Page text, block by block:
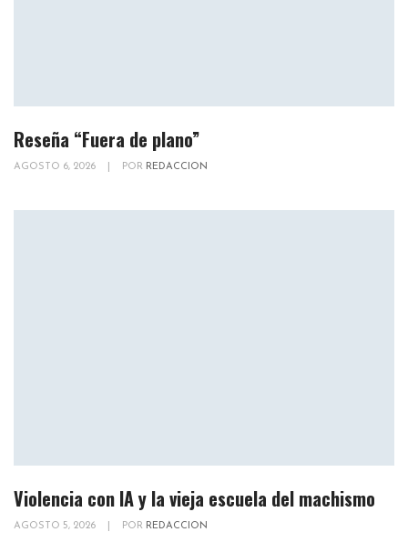
Reseña “Fuera de plano”
AGOSTO 6, 2026 POR REDACCION
Violencia con IA y la vieja escuela del machismo
AGOSTO 5, 2026 POR REDACCION